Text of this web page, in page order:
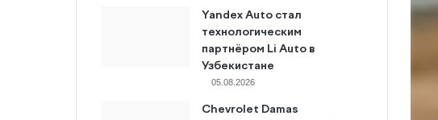
Yandex Auto стал
технологическим
партнёром Li Auto в
Узбекистане
05.08.2026
Chevrolet Damas